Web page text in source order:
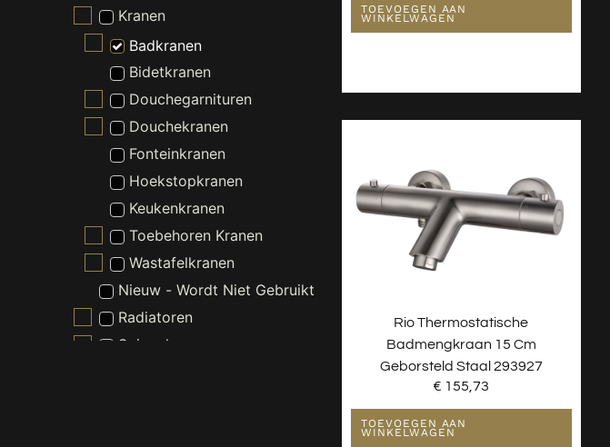
Kranen
Badkranen
Bidetkranen
Douchegarnituren
Douchekranen
Fonteinkranen
Hoekstopkranen
Keukenkranen
Toebehoren Kranen
Wastafelkranen
Nieuw - Wordt Niet Gebruikt
Radiatoren
Spiegels
TOEVOEGEN AAN
WINKELWAGEN
Rio Thermostatische
Badmengkraan 15 Cm
Geborsteld Staal 293927
€ 155,73
TOEVOEGEN AAN
WINKELWAGEN